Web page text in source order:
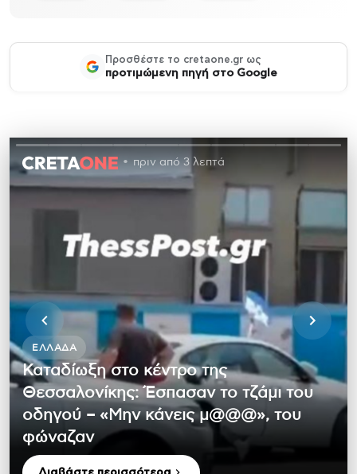
Προσθέστε το cretaone.gr ως
προτιμώμενη πηγή στο Google
πριν από 3 λεπτά
ΕΛΛΆΔΑ
Καταδίωξη στο κέντρο της
Θεσσαλονίκης: Έσπασαν το τζάμι του
οδηγού – «Μην κάνεις μ@@@», του
φώναζαν